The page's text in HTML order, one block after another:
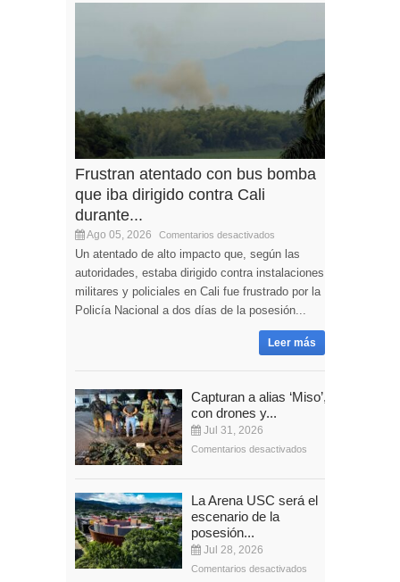
Frustran atentado con bus bomba
que iba dirigido contra Cali
durante...
Ago 05, 2026 Comentarios desactivados
Un atentado de alto impacto que, según las
autoridades, estaba dirigido contra instalaciones
militares y policiales en Cali fue frustrado por la
Policía Nacional a dos días de la posesión...
Leer más
Capturan a alias ‘Miso’,
con drones y...
Jul 31, 2026
Comentarios desactivados
La Arena USC será el
escenario de la
posesión...
Jul 28, 2026
Comentarios desactivados